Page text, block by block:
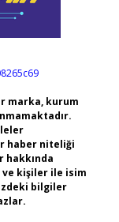
marka, kurum
haber niteliği
hakkında
ve kişiler ile isim
bilgiler